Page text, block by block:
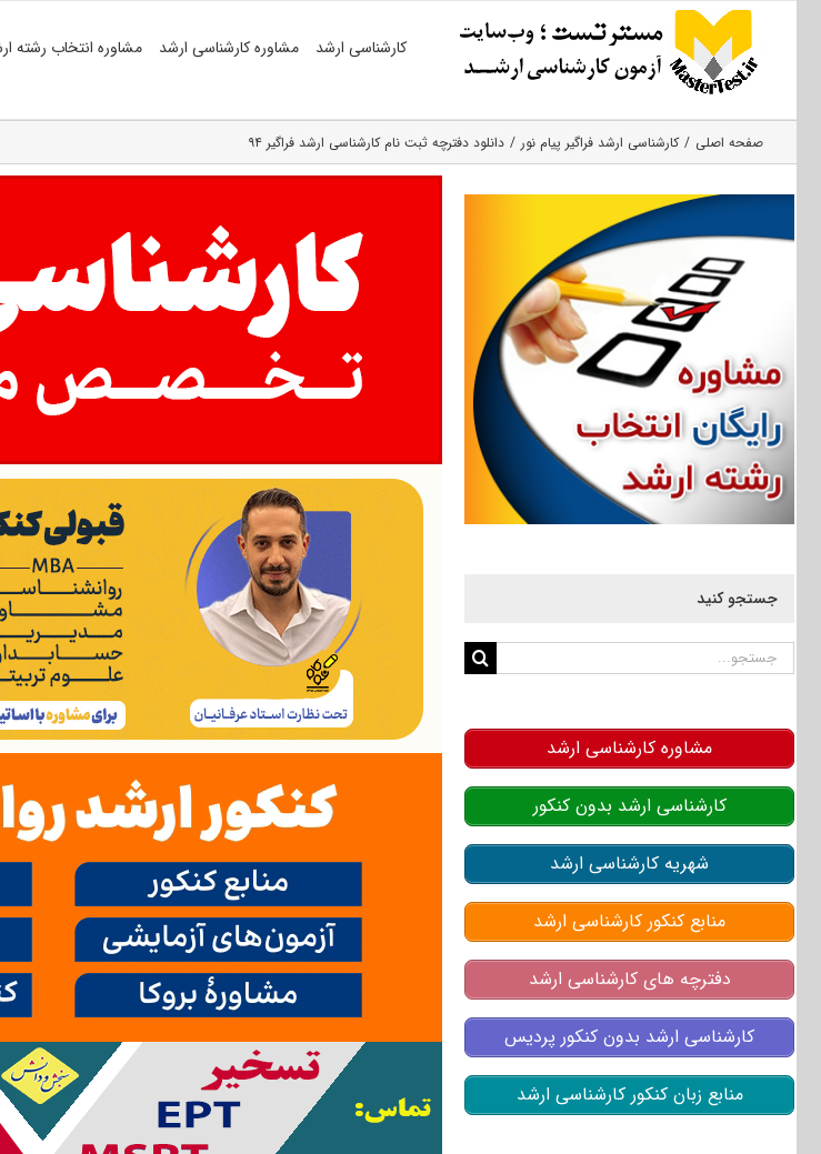
کارشناسی ارشد مشاوره کارشناسی ارشد مشاوره انتخاب رشته
صفحه اصلی کارشناسی ارشد فراگیر پیام نور دانلود دفترچه ثبت نام کارشناسی ارشد فراگیر ۹۴
جستجو کنید
جستجو
مشاوره کارشناسی ارشد
کارشناسی ارشد بدون کنکور
شهریه کارشناسی ارشد
منابع کنکور کارشناسی ارشد
دفترچه های کارشناسی ارشد
کارشناسی ارشد بدون کنکور پردیس
منابع زبان کنکور کارشناسی ارشد